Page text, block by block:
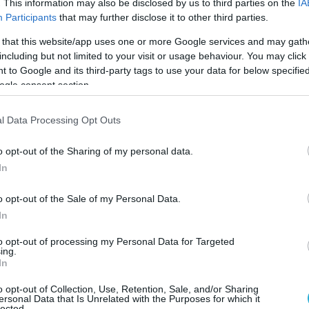
This information may also be disclosed by us to third parties on the
Participants that may further disclose it to other third parties.
that this website/app uses one or more Google services and may
but not limited to your visit or usage behaviour. You may
to Google and its third-party tags to use your data for below
consent section.
Data Processing Opt Outs
opt-out of the Sharing of my personal data.
opt-out of the Sale of my Personal Data.
opt-out of processing my Personal Data for Targeted
opt-out of Collection, Use, Retention, Sale, and/or Sharing
Data that Is Unrelated with the Purposes for which it
έρευνες για τον εντοπισμό προσφύγων που
εντός των χωρικών υδάτων της
το ελληνικό Λιμενικό ότι διέσωσε από
όπως είπαν, ταξίδευαν μαζί με άλλα, η
οι ακριβείς συνθήκες του περιστατικού